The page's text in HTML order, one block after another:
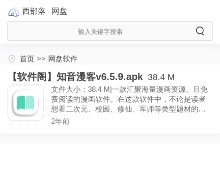
西部落 网盘
首页 >> 网盘软件
【软件阁】知音漫客v6.5.9.apk 38.4 M
文件大小：38.4 M|一款汇聚海量漫画资源、且免
费阅读的漫画软件。在这款软件中，不论是读者
想看二次元、校园、修仙、军师等类型题材的漫
画，都可轻松进行阅读。（解锁VIP）
2年前